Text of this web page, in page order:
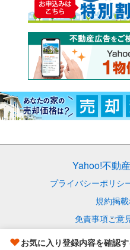
お気に入り登録内容を確認
Yahoo!不動産
プライバシーポリシ
規約掲
免責事項ご意
© LY